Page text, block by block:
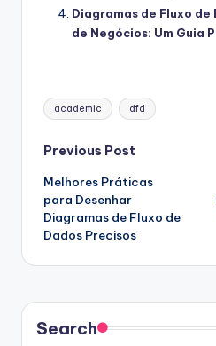
Diagramas de Fluxo
de Negócios: Um Guia
Tags:
academic dfd
Post
navigation
Previous Post
Melhores Práticas
para Desenhar
Diagramas de Fluxo de
Dados Precisos
Search